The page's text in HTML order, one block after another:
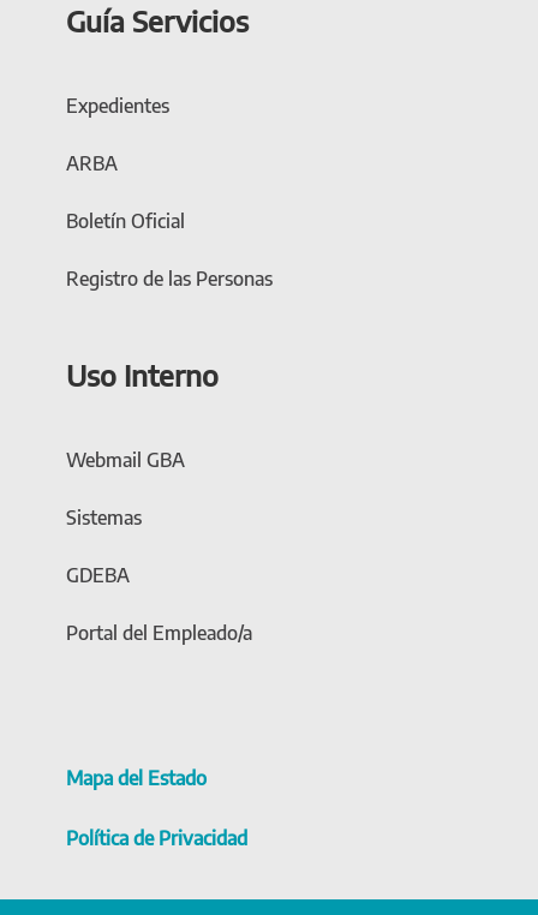
Guía Servicios
Expedientes
ARBA
Boletín Oficial
Registro de las Personas
Uso Interno
Webmail GBA
Sistemas
GDEBA
Portal del Empleado/a
Mapa del Estado
Política de Privacidad